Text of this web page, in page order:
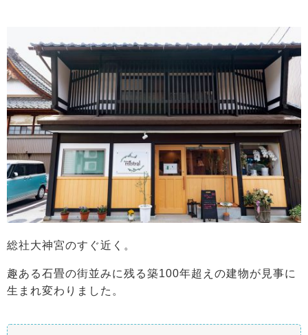
総社大神宮のすぐ近く。
趣ある石畳の街並みに残る築100年超えの建物が見事に
生まれ変わりました。